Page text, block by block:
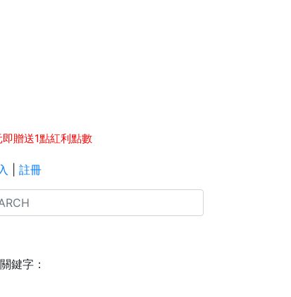
數 等同 1元現金，可於下次消費時折抵。
註冊
鍵字：